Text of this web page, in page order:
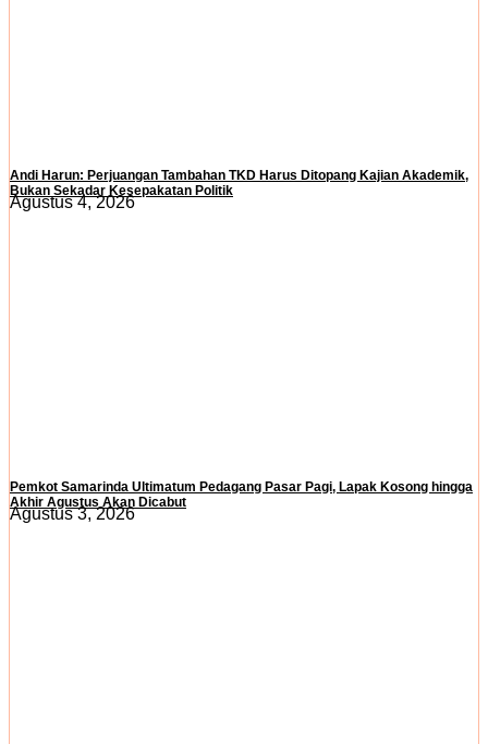
Andi Harun: Perjuangan Tambahan TKD Harus Ditopang Kajian Akademik,
Bukan Sekadar Kesepakatan Politik
Agustus 4, 2026
Pemkot Samarinda Ultimatum Pedagang Pasar Pagi, Lapak Kosong hingga
Akhir Agustus Akan Dicabut
Agustus 3, 2026